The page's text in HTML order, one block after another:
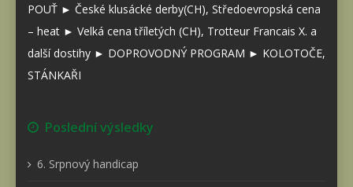
POUŤ ► České klusácké derby(CH), Středoevropská cena
– heat ► Velká cena tříletých (CH), Trotteur Francais X. a
další dostihy ► DOPROVODNÝ PROGRAM ► KOLOTOČE,
STÁNKAŘI
Poslední výsledky
6. Srpnový handicap